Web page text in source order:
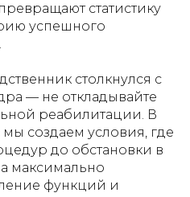
статистику
успешного
столкнулся с
— не откладывайте
реабилитации. В
создаем условия, где
до обстановки в
максимально
функций и